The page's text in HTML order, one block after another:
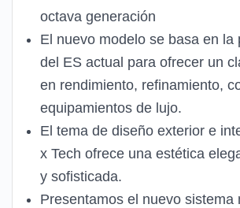
octava generación
El nuevo modelo se basa en la
del ES actual para ofrecer un
en rendimiento, refinamiento,
equipamientos de lujo.
El tema de diseño exterior e
x Tech ofrece una estética
y sofisticada.
Presentamos el nuevo sistema